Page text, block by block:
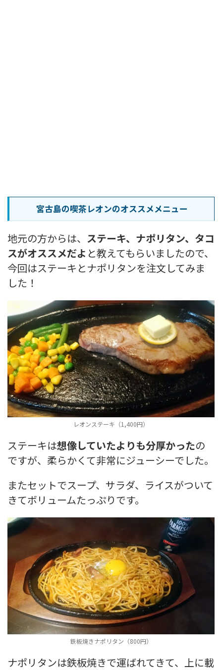
宮古島の喫茶レオンのオススメメニュー
地元の方からは、 ステーキ、ナポリタン、タコ
スがオススメだよ と教えてもらいましたので、
今回はステーキとナポリタンを注文してみま
した！
レオンステーキ（1,400円）
ステーキは想像していたよりも分厚かったの
ですが、 柔らかくて非常にジューシーでした。
またセットでスープ、サラダ、ライスがついて
きてボリュームたっぷりです。
鉄板焼きナポリタン（800円）
ナポリタンは鉄板焼きで運ばれてきて、上に載